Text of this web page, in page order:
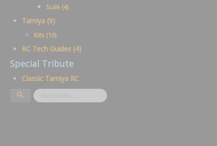
Scale (4)
Tamiya (9)
Kits (10)
RC Tech Guides (4)
Special Tribute
Classic Tamiya RC
Rechercher